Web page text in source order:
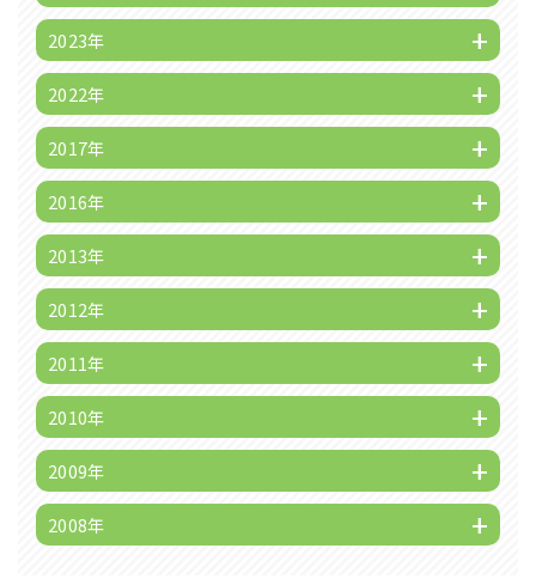
2023年
2022年
2017年
2016年
2013年
2012年
2011年
2010年
2009年
2008年